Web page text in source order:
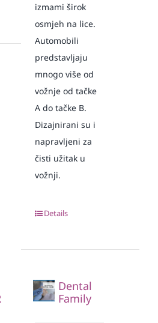
izmami širok
osmjeh na lice.
Automobili
predstavljaju
mnogo više od
vožnje od tačke
A do tačke B.
Dizajnirani su i
napravljeni za
čisti užitak u
vožnji.
Details
Dental
Family